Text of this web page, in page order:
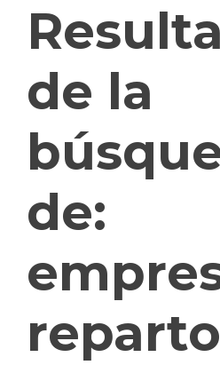
de la
de:
reparto